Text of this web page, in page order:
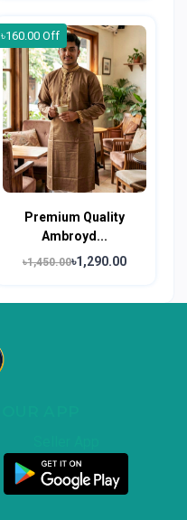
৳160.00 Off
Premium Quality
Ambroyd...
৳1,450.00৳1,290.00